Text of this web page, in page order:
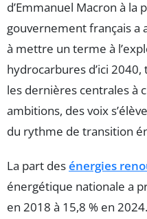
d’Emmanuel Macron à la
gouvernement français a
à mettre un terme à
hydrocarbures d’ici
les dernières centrales à
ambitions, des voix
du rythme de transition
La part desénergies
énergétique nationale a
en 2018 à 15,8 % en